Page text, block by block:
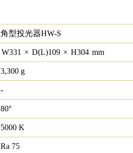
角型投光器HW-S
W331 × D(L)109 × H304 mm
3,300 g
-
80°
5000 K
Ra 75